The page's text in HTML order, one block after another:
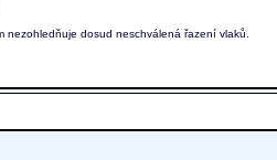
nezohledňuje dosud neschválená řazení vlaků.